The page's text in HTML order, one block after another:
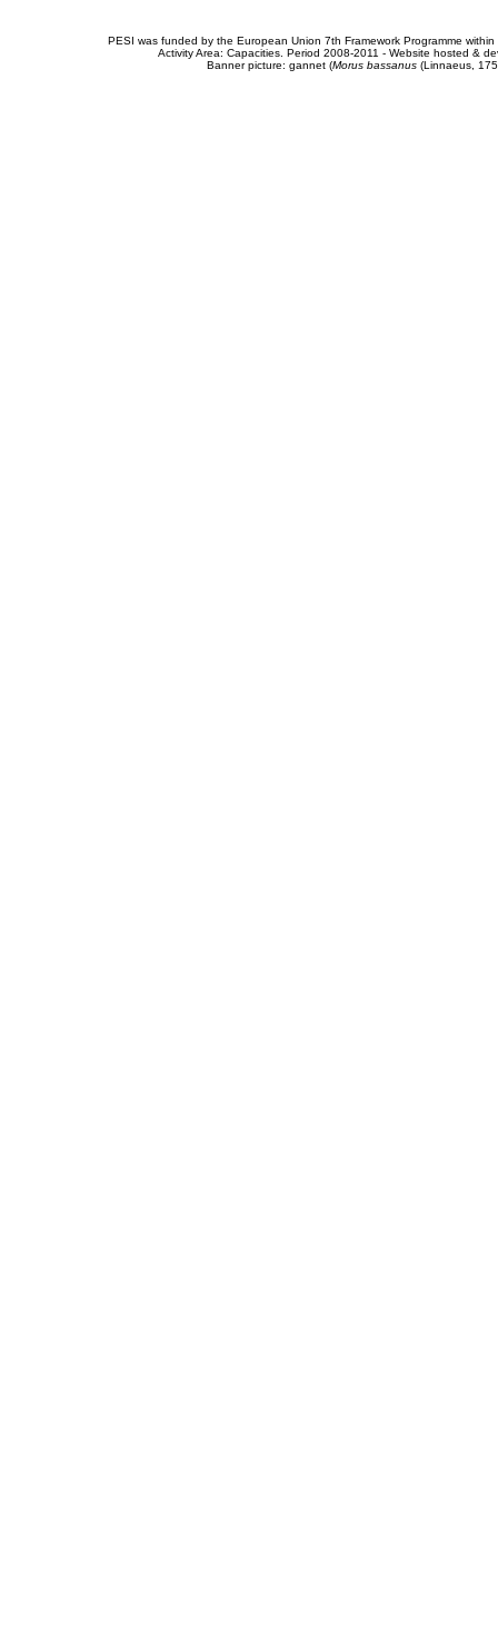
PESI was funded by the European Union 7th Framework Programme
Activity Area: Capacities. Period 2008-2011 - Website hosted &
Banner picture: gannet (Morus bassanus(Linnaeus,